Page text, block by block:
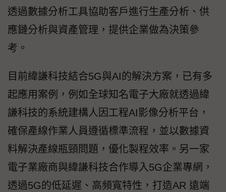
透過數據分析工具協助客戶進行生產分析、供
應鏈分析與資產管理，提供企業做為決策參
考。
目前緯謙科技結合5G與AI的解決方案，已有多
起應用案例，例如全球知名電子大廠就透過緯
謙科技的系統建構人因工程AI影像分析平台，
確保產線作業人員遵循標準流程，並以數據資
料解決產線瓶頸問題，優化製程效率。另一家
電子業廠商與緯謙科技合作導入5G企業專網，
透過5G的低延遲、高頻寬特性，打造AR 遠端